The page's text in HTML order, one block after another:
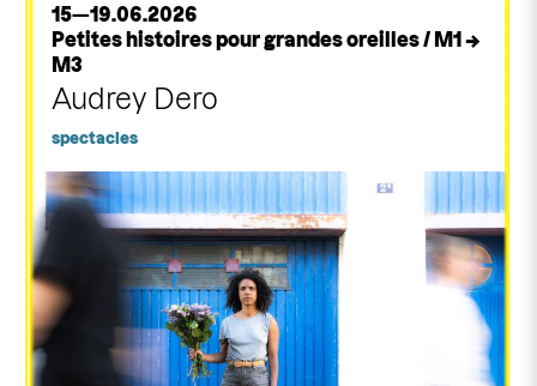
15—19.06.2026
Petites histoires pour grandes oreilles / M1 →
M3
Audrey Dero
spectacles